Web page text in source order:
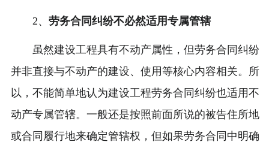
2、 劳务合同纠纷不必然适用专属管辖
虽然建设工程具有不动产属性，但劳务合同纠纷
并非直接与不动产的建设、使用等核心内容相关。所
以，不能简单地认为建设工程劳务合同纠纷也适用不
动产专属管辖。一般还是按照前面所说的被告住所地
或合同履行地来确定管辖权，但如果劳务合同中明确